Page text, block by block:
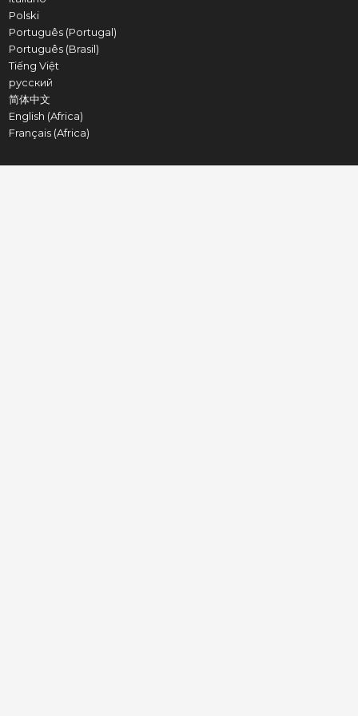
Polski
Português (Portugal)
Português (Brasil)
Tiếng Việt
русский
简体中文
English (Africa)
Français (Africa)